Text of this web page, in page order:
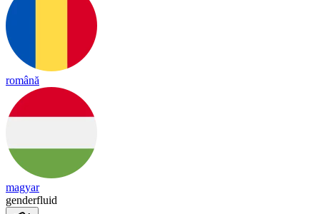
română
magyar
genderfluid